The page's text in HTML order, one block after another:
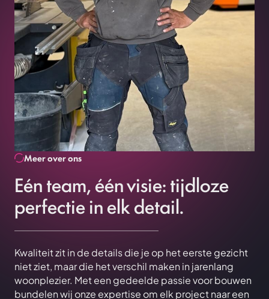
Meer over ons
Eén team, één visie: tijdloze
perfectie in elk detail.
Kwaliteit zit in de details die je op het eerste gezicht
niet ziet, maar die het verschil maken in jarenlang
woonplezier. Met een gedeelde passie voor bouwen
bundelen wij onze expertise om elk project naar een